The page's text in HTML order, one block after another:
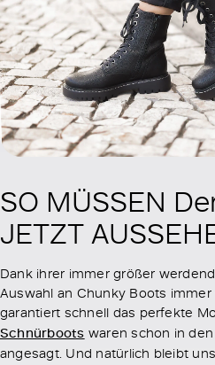
SO MÜSSEN
JETZT
Dank ihrer immer größer
Auswahl an Chunky Boots
garantiert schnell das perfekte
Schnürboots waren schon in
angesagt. Und natürlich bleibt